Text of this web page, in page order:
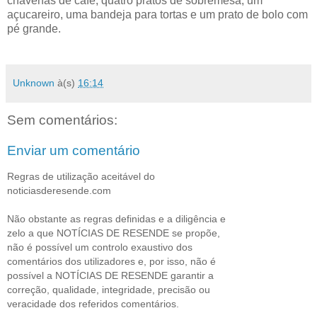
açucareiro, uma bandeja para tortas e um prato de bolo com
pé grande.
Unknown à(s) 16:14
Sem comentários:
Enviar um comentário
Regras de utilização aceitável do
noticiasderesende.com
Não obstante as regras definidas e a diligência e
zelo a que NOTÍCIAS DE RESENDE se propõe,
não é possível um controlo exaustivo dos
comentários dos utilizadores e, por isso, não é
possível a NOTÍCIAS DE RESENDE garantir a
correção, qualidade, integridade, precisão ou
veracidade dos referidos comentários.